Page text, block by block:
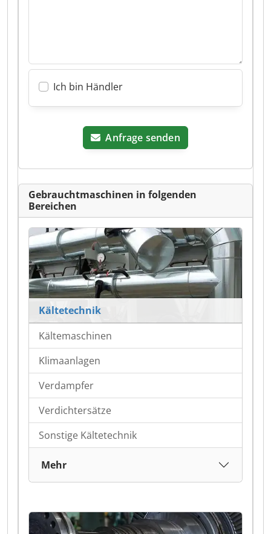
Ich bin Händler
Anfrage senden
Gebrauchtmaschinen in folgenden
Bereichen
Kältetechnik
Kältemaschinen
Klimaanlagen
Verdampfer
Verdichtersätze
Sonstige Kältetechnik
Mehr